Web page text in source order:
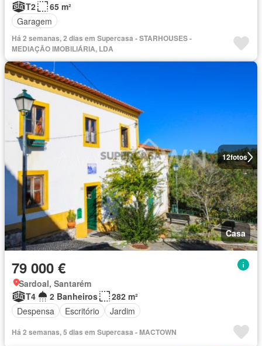
T2
65 m²
Garagem
Há 2 semanas, 2 dias em Supercasa - STARHOUSES -
MEDIAÇÃO IMOBILIÁRIA, LDA
12fotos
Casa
79 000 €
Sardoal, Santarém
T4
2 Banheiros
282 m²
Despensa
Escritório Jardim
Há 2 semanas, 5 dias em Supercasa - MACTOWN